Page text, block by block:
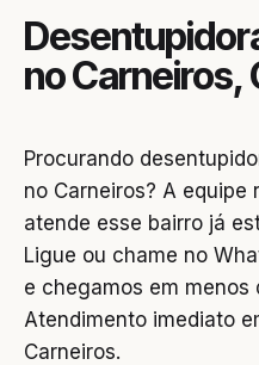
no Carneiros,
Procurando
no Carneiros? A equipe
atende esse bairro já
Ligue ou chame no
e chegamos em menos
Atendimento imediato
Carneiros.